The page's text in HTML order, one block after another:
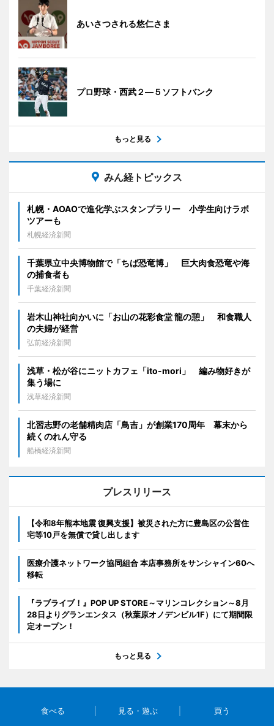
あいさつされる悠仁さま
プロ野球・西武２―５ソフトバンク
もっと見る
みん経トピックス
札幌・AOAOで進化学ぶスタンプラリー 小学生向けラボ
ツアーも
札幌経済新聞
千葉県立中央博物館で「ちば恐竜博」 巨大肉食恐竜や海
の捕食者も
千葉経済新聞
岩木山神社向かいに「お山の花彩食堂 龍の憩」 和食職人
の夫婦が経営
弘前経済新聞
浅草・松が谷にニットカフェ「ito-mori」 編み物好きが
集う場に
浅草経済新聞
北習志野の老舗精肉店「鳥吉」が創業170周年 幕末から
続くのれん守る
船橋経済新聞
プレスリリース
【令和8年熊本地震 復興支援】被災された方に豊島区の公営住
宅等10戸を無償で貸し出します
医療介護ネットワーク協同組合 本店事務所をサンシャイン60へ
移転
『ラブライブ！』POP UP STORE～マリンコレクション～8月
28日よりグランエンタス（秋葉原オノデンビル1F）にて期間限
定オープン！
もっと見る
食べる 見る・遊ぶ 買う